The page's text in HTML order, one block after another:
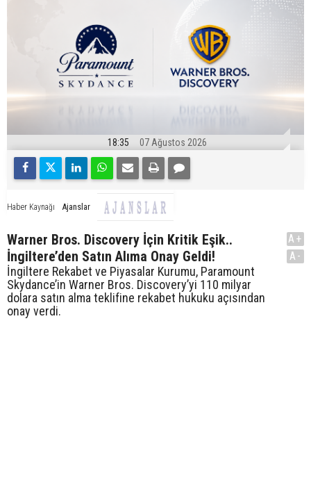
18:35 07 Ağustos 2026
Haber Kaynağı Ajanslar
Warner Bros. Discovery İçin Kritik Eşik..
İngiltere’den Satın Alıma Onay Geldi!
İngiltere Rekabet ve Piyasalar Kurumu, Paramount
Skydance’in Warner Bros. Discovery’yi 110 milyar
dolara satın alma teklifine rekabet hukuku açısından
onay verdi.
A+
A-